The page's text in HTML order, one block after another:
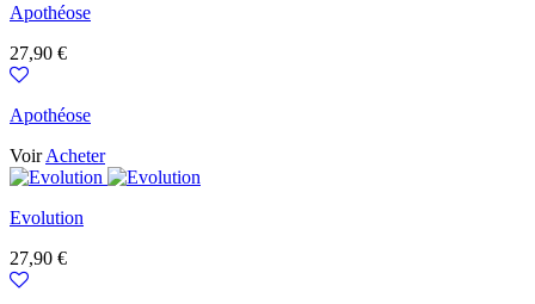
Apothéose
Prix
27,90 €
Apothéose
VoirAcheter
Evolution
Prix
27,90 €